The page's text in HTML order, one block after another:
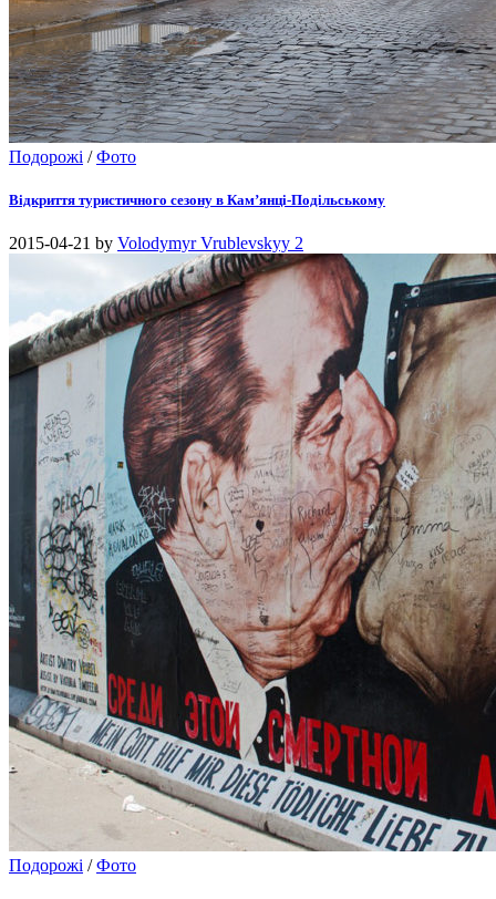
Подорожі /Фото
Відкриття туристичного сезону в Кам’янці-Подільському
2015-04-21 by Volodymyr Vrublevskyy 2
Подорожі /Фото